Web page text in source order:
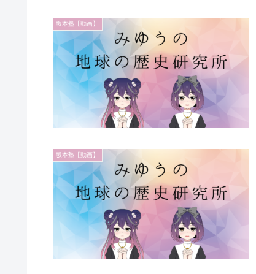
坂本塾【動画】
坂本塾【動画】